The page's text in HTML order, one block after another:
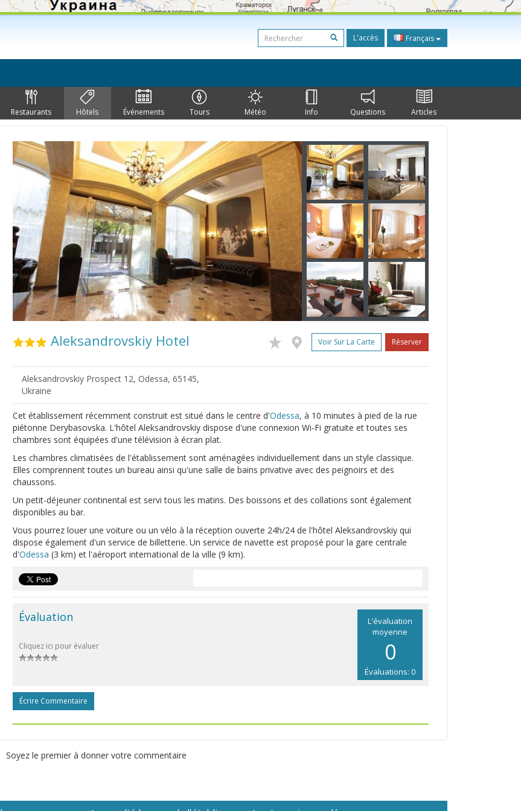
L'accès Français
Restaurants Hôtels Événements Tours Météo Info Questions Articles
Aleksandrovskiy Hotel Voir Sur La Carte Réserver
Aleksandrovskiy Prospect 12, Odessa, 65145,
Ukraine
Cet établissement récemment construit est situé dans le centre d'Odessa, à 10 minutes à pied de la rue
piétonne Derybasovska. L'hôtel Aleksandrovskiy dispose d'une connexion Wi-Fi gratuite et toutes ses
chambres sont équipées d'une télévision à écran plat.
Les chambres climatisées de l'établissement sont aménagées individuellement dans un style classique.
Elles comprennent toutes un bureau ainsi qu'une salle de bains privative avec des peignoirs et des
chaussons.
Un petit-déjeuner continental est servi tous les matins. Des boissons et des collations sont également
disponibles au bar.
Vous pourrez louer une voiture ou un vélo à la réception ouverte 24h/24 de l'hôtel Aleksandrovskiy qui
dispose également d'un service de billetterie. Un service de navette est proposé pour la gare centrale
d'Odessa (3 km) et l'aéroport international de la ville (9 km).
L'évaluation
moyenne
0
Évaluations: 0
Évaluation
Cliquez ici pour évaluer
Écrire Commentaire
Soyez le premier à donner votre commentaire